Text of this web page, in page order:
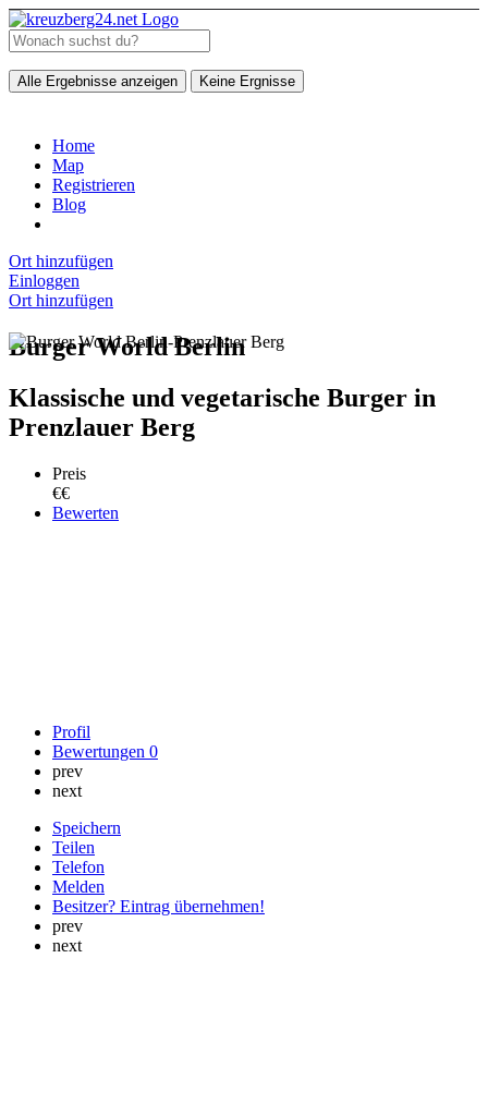
Alle Ergebnisse anzeigen Keine Ergnisse
Home
Map
Registrieren
Blog
Ort hinzufügen
Einloggen
Ort hinzufügen
Burger World Berlin
Klassische und vegetarische Burger in
Prenzlauer Berg
Preis
€€
Bewerten
Profil
Bewertungen 0
prev
next
Speichern
Teilen
Telefon
Melden
Besitzer? Eintrag übernehmen!
prev
next